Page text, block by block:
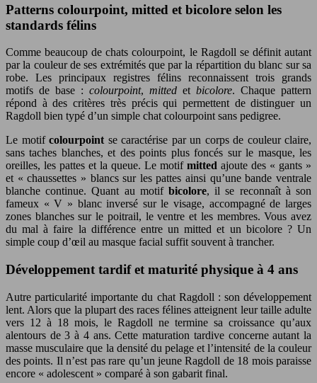
Patterns colourpoint, mitted et bicolore selon les
standards félins
Comme beaucoup de chats colourpoint, le Ragdoll se définit autant
par la couleur de ses extrémités que par la répartition du blanc sur sa
robe. Les principaux registres félins reconnaissent trois grands
motifs de base : colourpoint, mitted et bicolore. Chaque pattern
répond à des critères très précis qui permettent de distinguer un
Ragdoll bien typé d’un simple chat colourpoint sans pedigree.
Le motif colourpoint se caractérise par un corps de couleur claire,
sans taches blanches, et des points plus foncés sur le masque, les
oreilles, les pattes et la queue. Le motif mitted ajoute des « gants »
et « chaussettes » blancs sur les pattes ainsi qu’une bande ventrale
blanche continue. Quant au motif bicolore, il se reconnaît à son
fameux « V » blanc inversé sur le visage, accompagné de larges
zones blanches sur le poitrail, le ventre et les membres. Vous avez
du mal à faire la différence entre un mitted et un bicolore ? Un
simple coup d’œil au masque facial suffit souvent à trancher.
Développement tardif et maturité physique à 4 ans
Autre particularité importante du chat Ragdoll : son développement
lent. Alors que la plupart des races félines atteignent leur taille adulte
vers 12 à 18 mois, le Ragdoll ne termine sa croissance qu’aux
alentours de 3 à 4 ans. Cette maturation tardive concerne autant la
masse musculaire que la densité du pelage et l’intensité de la couleur
des points. Il n’est pas rare qu’un jeune Ragdoll de 18 mois paraisse
encore « adolescent » comparé à son gabarit final.